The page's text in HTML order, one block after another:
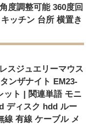
度調整可能 360度回
ッチン 台所 横置き
スジュエリーマウス
ンザナイト EM23-
ット | 関連単語 モニ
ディスク hdd ルー
線 有線 ケーブル メ